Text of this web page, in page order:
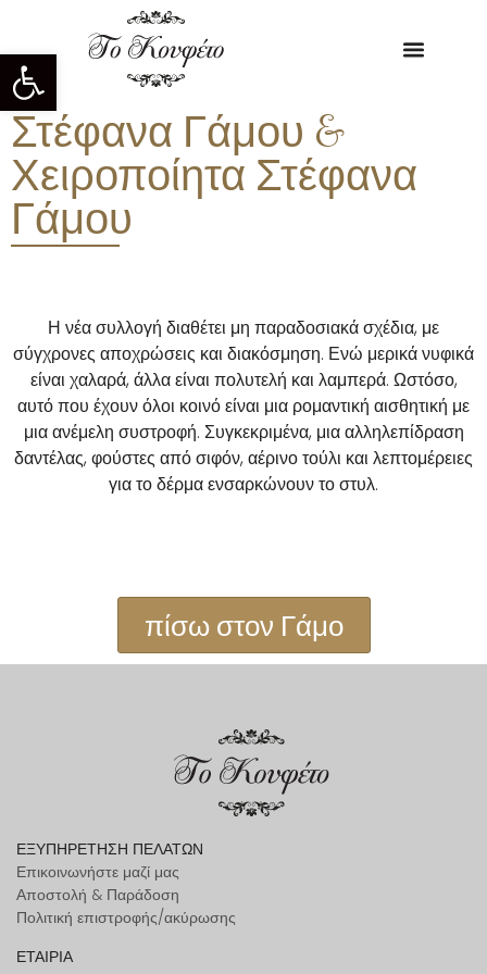
Ανοίξτε τη γραμμή εργαλείων
Στέφανα Γάμου &
Χειροποίητα Στέφανα
Γάμου
Η νέα συλλογή διαθέτει μη παραδοσιακά σχέδια, με
σύγχρονες αποχρώσεις και διακόσμηση. Ενώ μερικά νυφικά
είναι χαλαρά, άλλα είναι πολυτελή και λαμπερά. Ωστόσο,
αυτό που έχουν όλοι κοινό είναι μια ρομαντική αισθητική με
μια ανέμελη συστροφή. Συγκεκριμένα, μια αλληλεπίδραση
δαντέλας, φούστες από σιφόν, αέρινο τούλι και λεπτομέρειες
για το δέρμα ενσαρκώνουν το στυλ.
πίσω στον Γάμο
ΕΞΥΠΗΡΕΤΗΣΗ ΠΕΛΑΤΩΝ
Επικοινωνήστε μαζί μας
Αποστολή & Παράδοση
Πολιτική επιστροφής/ακύρωσης
ΕΤΑΙΡΙΑ